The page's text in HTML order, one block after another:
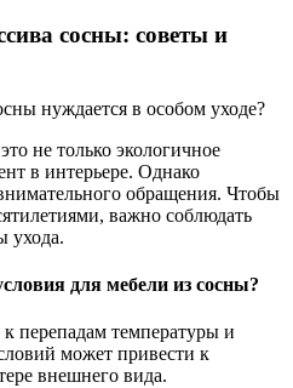
сосны: советы и
нуждается в особом уходе?
не только экологичное
в интерьере. Однако
обращения. Чтобы
важно соблюдать
ухода.
для мебели из сосны?
перепадам температуры и
может привести к
внешнего вида.